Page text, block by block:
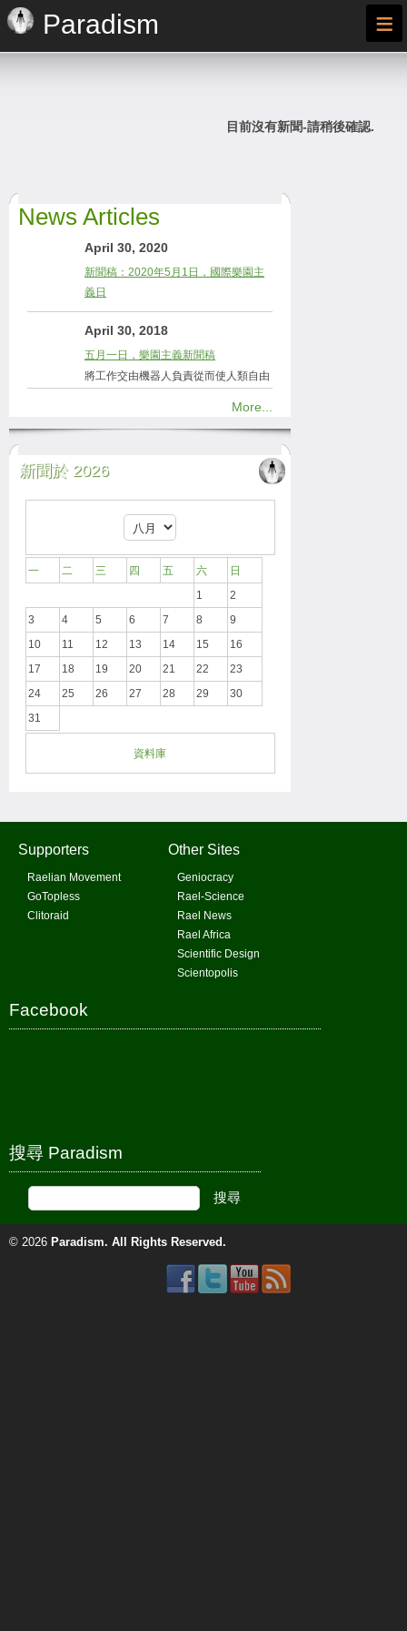
Paradism ≡
目前沒有新聞-請稍後確認.
News Articles
April 30, 2020
新聞稿：2020年5月1日，國際樂園主
義日
April 30, 2018
五月一日，樂園主義新聞稿
將工作交由機器人負責從而使人類自由
More...
新聞於 2026
一 二 三 四 五 六
日
1
2
3
4 5 6 7 8
9
10
11 12 13 14 15
16
17
18 19 20 21 22
23
24
25 26 27 28 29
30
31
資料庫
Supporters
Raelian Movement
GoTopless
Clitoraid
Other Sites
Geniocracy
Rael-Science
Rael News
Rael Africa
Scientific Design
Scientopolis
Facebook
搜尋 Paradism
© 2026 Paradism. All Rights Reserved.